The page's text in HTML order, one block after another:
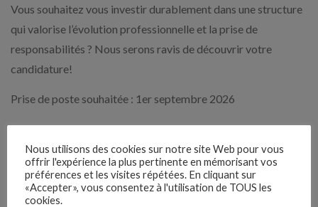
Vous souhaitez vous investir durablement dans une structure
qui valorise l’évolution professionnelle et la prise de
responsabilités ? Nous serons ravis de découvrir votre
candidature!
Prise de poste souhaitée : 1er septembre 2026
Expérience demandée
Débutant accepté - Expérience souhaitée
Nous utilisons des cookies sur notre site Web pour vous
offrir l'expérience la plus pertinente en mémorisant vos
préférences et les visites répétées. En cliquant sur
«Accepter», vous consentez à l'utilisation de TOUS les
cookies.